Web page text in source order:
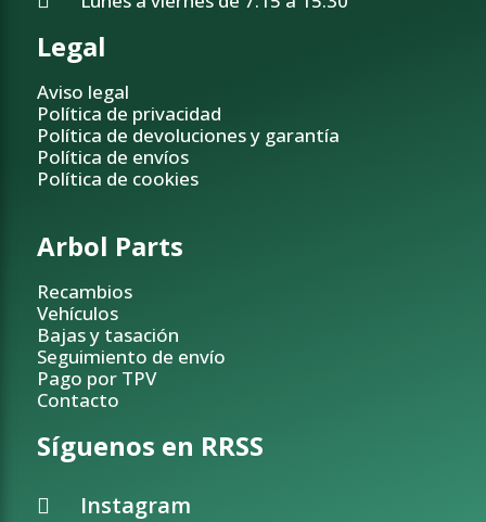
Legal
Aviso legal
Política de privacidad
Política de devoluciones y garantía
Política de envíos
Política de cookies
Arbol Parts
Recambios
Vehículos
Bajas y tasación
Seguimiento de envío
Pago por TPV
Contacto
Síguenos en RRSS
Instagram